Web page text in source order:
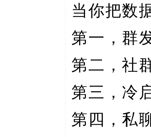
当你把数
第一，群
第二，社
第三，冷
第四，私